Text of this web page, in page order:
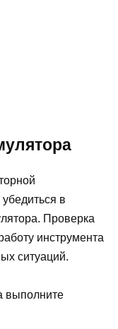
в
Проверка
инструмента
ситуаций.
выполните